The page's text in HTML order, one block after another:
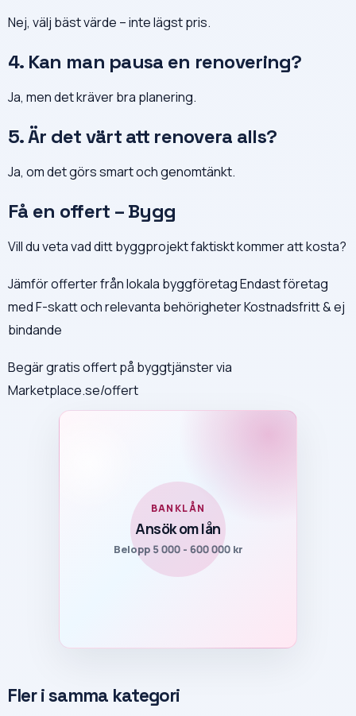
Nej, välj bäst värde – inte lägst pris.
4. Kan man pausa en renovering?
Ja, men det kräver bra planering.
5. Är det värt att renovera alls?
Ja, om det görs smart och genomtänkt.
Få en offert – Bygg
Vill du veta vad ditt byggprojekt faktiskt kommer att kosta?
Jämför offerter från lokala byggföretag Endast företag
med F-skatt och relevanta behörigheter Kostnadsfritt & ej
bindande
Begär gratis offert på byggtjänster via
Marketplace.se/offert
BANKLÅN
Ansök om lån
Belopp 5 000 - 600 000 kr
Fler i samma kategori